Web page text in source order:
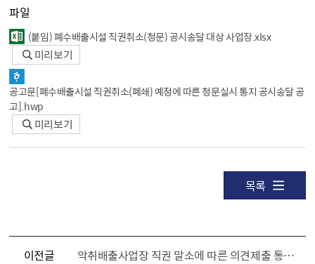
파일
（붙임） 폐수배출시설 직권취소（청문） 공시송달 대상 사업장.xlsx
미리보기
공고문[폐수배출시설 직권취소（폐쇄） 예정에 따른 청문실시 통지 공시송달 공
고].hwp
미리보기
목록
이전글 악취배출사업장 직권 말소에 따른 의견제출 통지 공시송달 공고(울산광역시 남구 공고 제2024 - 2028호)